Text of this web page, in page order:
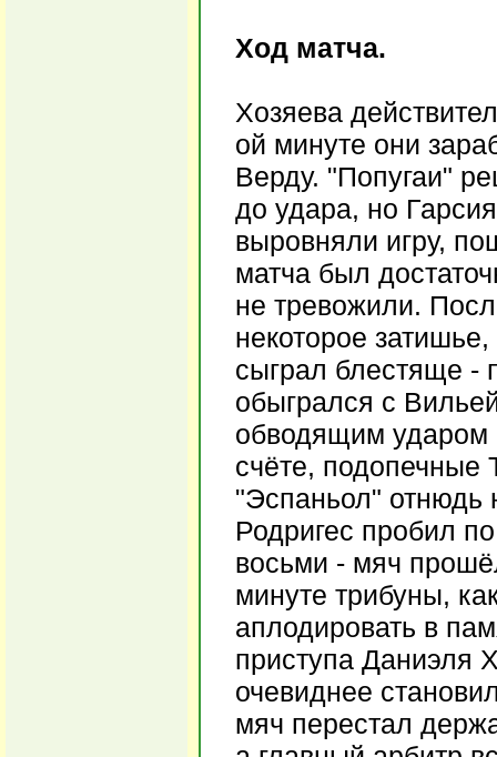
Ход матча.
Хозяева
ой минуте они
Верду. "Попугаи"
до удара, но
выровняли игру,
матча был
не тревожили.
некоторое
сыграл блестяще -
обыгрался с
обводящим ударом
счёте,
"Эспаньол" отнюдь
Родригес пробил
восьми - мяч
минуте трибуны,
аплодировать в
приступа Даниэля
очевиднее
мяч перестал